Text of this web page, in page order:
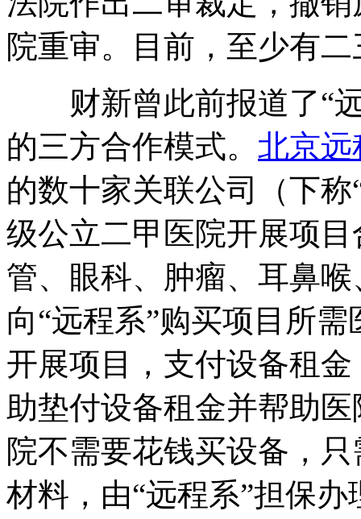
院重审。目前，至少有
财新曾此前报道了“远
的三方合作模式。 北京远
的数十家关联公司（下
级公立二甲医院开展项
管、眼科、肿瘤、耳鼻
向“远程系”购买项目所
开展项目，支付设备租
助垫付设备租金并帮助
院不需要花钱买设备，
材料，由“远程系”担保